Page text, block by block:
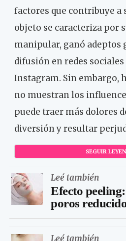
factores que contribuye a
objeto se caracteriza por
manipular, ganó adeptos
difusión en redes sociales
Instagram. Sin embargo,
no muestran los
puede traer más dolores
diversión y resultar
SEGUIR
Leé también
Efecto
poros
Leé también